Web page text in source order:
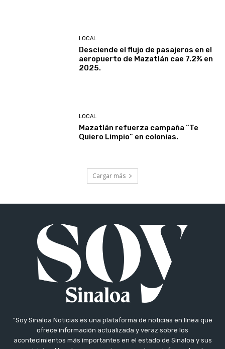
LOCAL
Desciende el flujo de pasajeros en el
aeropuerto de Mazatlán cae 7.2% en
2025.
LOCAL
Mazatlán refuerza campaña “Te
Quiero Limpio” en colonias.
Cargar más
"Soy Sinaloa Noticias es una plataforma de noticias en línea que
ofrece información actualizada y veraz sobre los
acontecimientos más importantes en el estado de Sinaloa y sus